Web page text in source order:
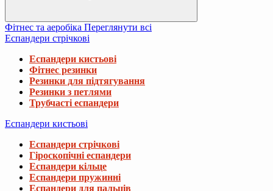
Фітнес та аеробіка Переглянути всі
Еспандери стрічкові
Еспандери кистьові
Фітнес резинки
Резинки для підтягування
Резинки з петлями
Трубчасті еспандери
Еспандери кистьові
Еспандери стрічкові
Гіроскопічні еспандери
Еспандери кільце
Еспандери пружинні
Еспандери для пальців